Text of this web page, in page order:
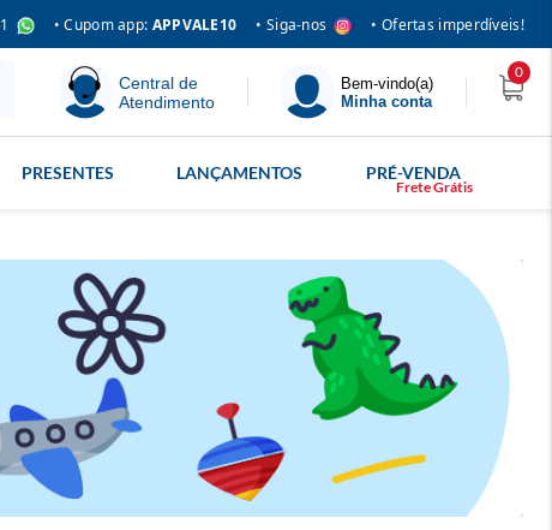
• Cupom app: APPVALE10 • Siga-nos • Ofertas imperdíveis!
Central de
Atendimento
Bem-vindo(a)
Minha conta
0
PRESENTES LANÇAMENTOS PRÉ-VENDA